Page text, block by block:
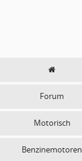
Forum
Motorisch
Benzinemotoren